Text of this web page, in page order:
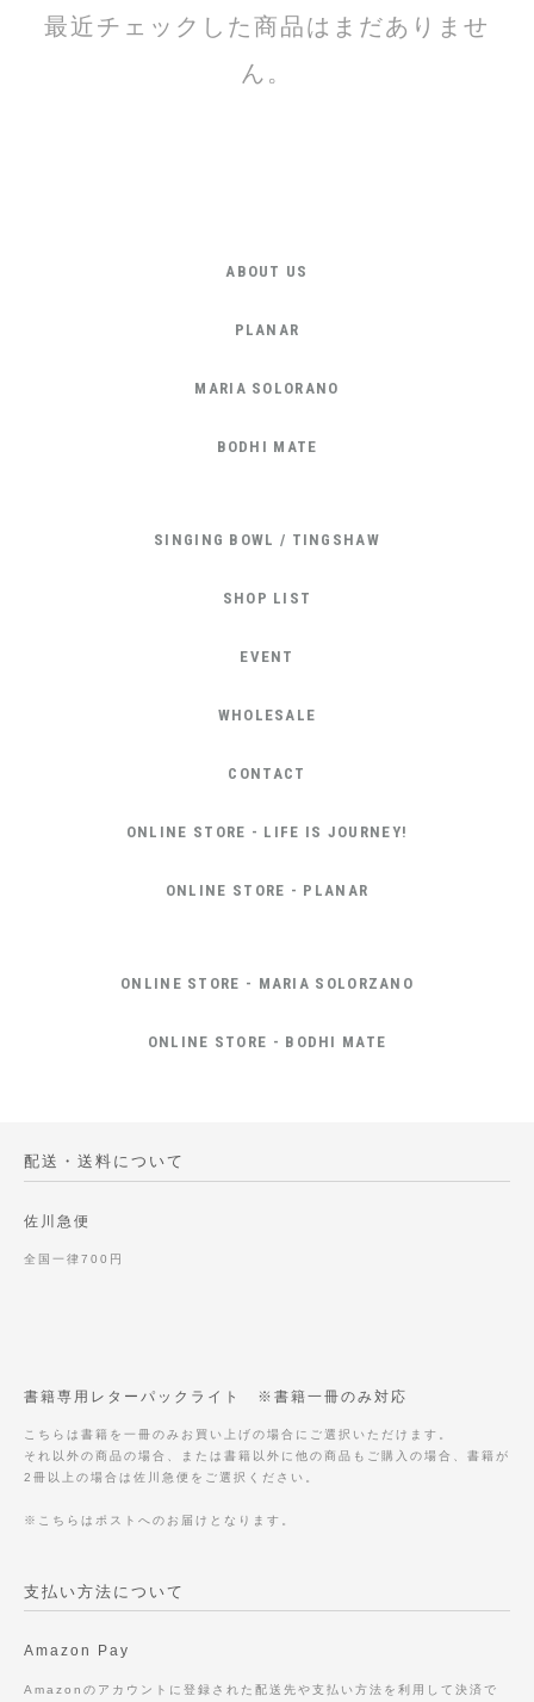
最近チェックした商品はまだありませ
ん。
ABOUT US
PLANAR
MARIA SOLORANO
BODHI MATE
SINGING BOWL / TINGSHAW
SHOP LIST
EVENT
WHOLESALE
CONTACT
ONLINE STORE - LIFE IS JOURNEY!
ONLINE STORE - PLANAR
ONLINE STORE - MARIA SOLORZANO
ONLINE STORE - BODHI MATE
配送・送料について
佐川急便
全国一律700円
書籍専用レターパックライト ※書籍一冊のみ対応
こちらは書籍を一冊のみお買い上げの場合にご選択いただけます。
それ以外の商品の場合、または書籍以外に他の商品もご購入の場合、書籍が
2冊以上の場合は佐川急便をご選択ください。
※こちらはポストへのお届けとなります。
支払い方法について
Amazon Pay
Amazonのアカウントに登録された配送先や支払い方法を利用して決済で